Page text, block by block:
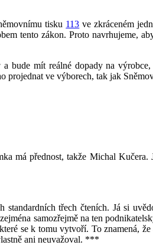
tisku 113 ve zkráceném
tento zákon. Proto navrhujeme,
bude mít reálné dopady na
projednat ve výborech, tak jak
má přednost, takže Michal Kučera.
třech čteních. Já si
samozřejmě na ten
se k tomu vytvoří. To znamená, že
ani neuvažoval. ***